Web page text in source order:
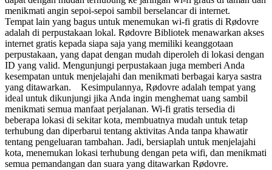
menikmati angin sepoi-sepoi sambil berselancar di internet.
Tempat lain yang bagus untuk menemukan wi-fi gratis di Rødovre
adalah di perpustakaan lokal. Rødovre Bibliotek menawarkan akses
internet gratis kepada siapa saja yang memiliki keanggotaan
perpustakaan, yang dapat dengan mudah diperoleh di lokasi dengan
ID yang valid. Mengunjungi perpustakaan juga memberi Anda
kesempatan untuk menjelajahi dan menikmati berbagai karya sastra
yang ditawarkan. Kesimpulannya, Rødovre adalah tempat yang
ideal untuk dikunjungi jika Anda ingin menghemat uang sambil
menikmati semua manfaat perjalanan. Wi-fi gratis tersedia di
beberapa lokasi di sekitar kota, membuatnya mudah untuk tetap
terhubung dan diperbarui tentang aktivitas Anda tanpa khawatir
tentang pengeluaran tambahan. Jadi, bersiaplah untuk menjelajahi
kota, menemukan lokasi terhubung dengan peta wifi, dan menikmati
semua pemandangan dan suara yang ditawarkan Rødovre.